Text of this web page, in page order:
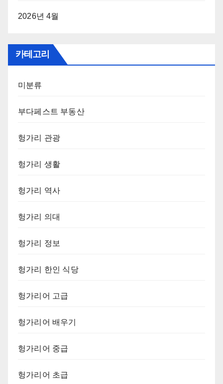
2026년 4월
카테고리
미분류
부다페스트 부동산
헝가리 관광
헝가리 생활
헝가리 역사
헝가리 의대
헝가리 정보
헝가리 한인 식당
헝가리어 고급
헝가리어 배우기
헝가리어 중급
헝가리어 초급